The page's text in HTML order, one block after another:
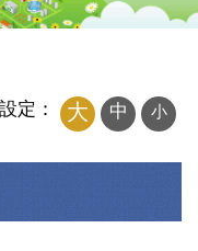
定： 大 中 小